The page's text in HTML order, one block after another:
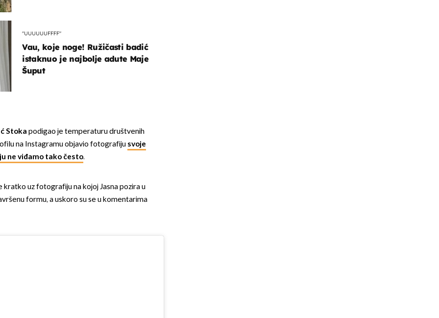
"UUUUUUFFFF"
Vau, koje noge! Ružičasti badić
istaknuo je najbolje adute Maje
Šuput
Stoka podigao je temperaturu društvenih
na Instagramu objavio fotografiju svoje
ne viđamo tako često.
kratko uz fotografiju na kojoj Jasna pozira u
formu, a uskoro su se u komentarima